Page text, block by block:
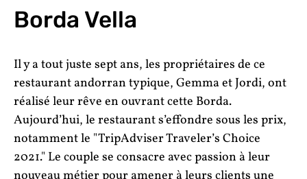
Borda Vella
Il y a tout juste sept ans, les propriétaires de ce
restaurant andorran typique, Gemma et Jordi, ont
réalisé leur rêve en ouvrant cette Borda.
Aujourd’hui, le restaurant s’effondre sous les prix,
notamment le "TripAdviser Traveler’s Choice
2021." Le couple se consacre avec passion à leur